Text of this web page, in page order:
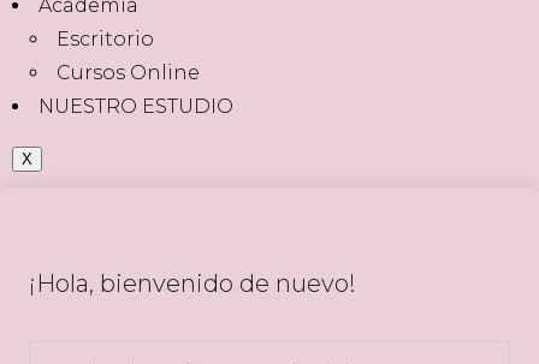
Academia
Escritorio
Cursos Online
NUESTRO ESTUDIO
X
¡Hola, bienvenido de nuevo!